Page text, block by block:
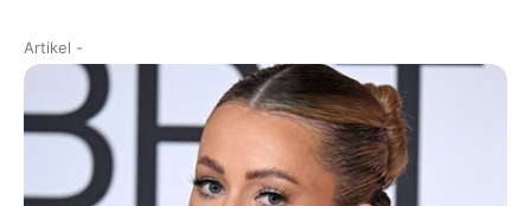
Artikel -